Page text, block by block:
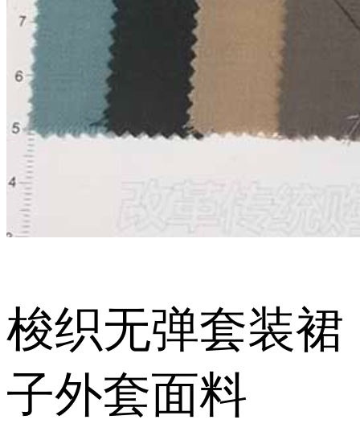
梭织无弹套装裙
子外套面料